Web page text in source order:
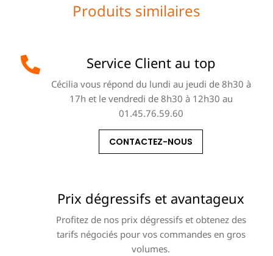
Produits similaires
Service Client au top
Cécilia vous répond du lundi au jeudi de 8h30 à
17h et le vendredi de 8h30 à 12h30 au
01.45.76.59.60
CONTACTEZ-NOUS
Prix dégressifs et avantageux
Profitez de nos prix dégressifs et obtenez des
tarifs négociés pour vos commandes en gros
volumes.